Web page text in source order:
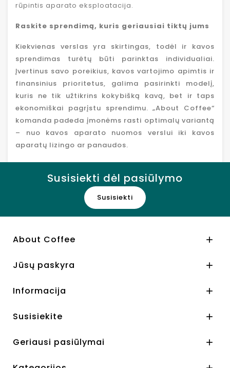
rūpintis aparato eksploatacija.
Raskite sprendimą, kuris geriausiai tiktų jums
Kiekvienas verslas yra skirtingas, todėl ir kavos
sprendimas turėtų būti parinktas individualiai.
Įvertinus savo poreikius, kavos vartojimo apimtis ir
finansinius prioritetus, galima pasirinkti modelį,
kuris ne tik užtikrins kokybišką kavą, bet ir taps
ekonomiškai pagrįstu sprendimu. „About Coffee“
komanda padeda įmonėms rasti optimalų variantą
– nuo kavos aparato nuomos verslui iki kavos
aparatų lizingo ar panaudos.
Susisiekti dėl pasiūlymo
Susisiekti
About Coffee 
Jūsų paskyra 
Informacija 
Susisiekite 
Geriausi pasiūlymai 